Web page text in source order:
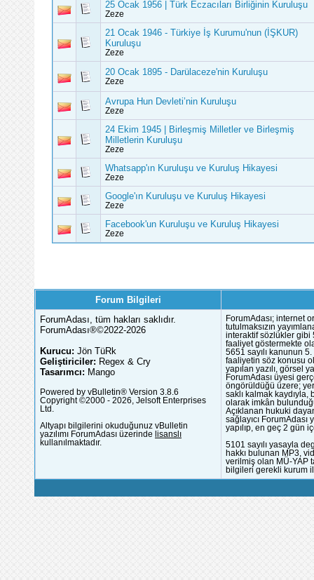
25 Ocak 1956 | Türk Eczacıları Birliğinin Kuruluşu
Zeze
21 Ocak 1946 - Türkiye İş Kurumu'nun (İŞKUR)
Kuruluşu
Zeze
20 Ocak 1895 - Darülaceze'nin Kuruluşu
Zeze
Avrupa Hun Devleti’nin Kuruluşu
Zeze
24 Ekim 1945 | Birleşmiş Milletler ve Birleşmiş
Milletlerin Kuruluşu
Zeze
Whatsapp'ın Kuruluşu ve Kuruluş Hikayesi
Zeze
Google'ın Kuruluşu ve Kuruluş Hikayesi
Zeze
Facebook'un Kuruluşu ve Kuruluş Hikayesi
Zeze
Forum Bilgileri
ForumAdası, tüm hakları saklıdır.
ForumAdası®©2022-2026
Kurucu: Jön TüRk
Geliştiriciler: Regex & Cry
Tasarımcı: Mango
Powered by vBulletin® Version 3.8.6
Copyright ©2000 - 2026, Jelsoft Enterprises
Ltd.
Altyapı bilgilerini okuduğunuz vBulletin
yazılımı ForumAdası üzerinde lisanslı
kullanılmaktadır.
ForumAdası; internet
tutulmaksızın
interaktif sözlükler gibi
faaliyet göstermekte
5651 sayılı kanunun
faaliyetin söz konusu
yapılan yazılı, görsel
ForumAdası üyesi
öngörüldüğü üzere;
saklı kalmak
olarak imkân
Açıklanan hukuki
sağlayıcı
yapılıp, en geç 2 gün
5101 sayılı yasayla
hakkı bulunan MP3,
verilmiş olan MÜ-YAP
bilgileri gerekli kurum